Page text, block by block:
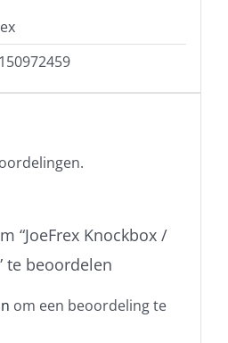
“JoeFrex Knockbox /
te beoordelen
om een beoordeling te